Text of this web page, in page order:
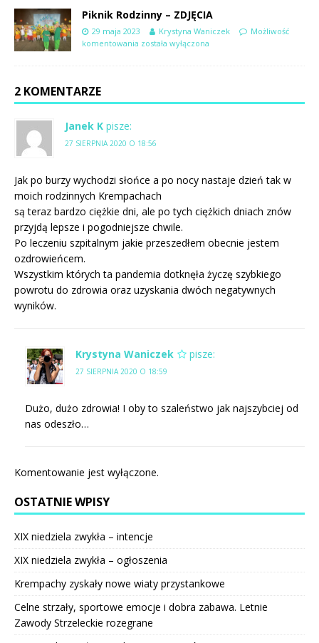
Piknik Rodzinny – ZDJĘCIA
29 maja 2023 Krystyna Waniczek
Możliwość
komentowania została wyłączona
2 KOMENTARZE
Janek K pisze:
27 SIERPNIA 2020 O 18:56
Jak po burzy wychodzi słońce a po nocy nastaje dzień tak w
moich rodzinnych Krempachach
są teraz bardzo ciężkie dni, ale po tych ciężkich dniach znów
przyjdą lepsze i pogodniejsze chwile.
Po leczeniu szpitalnym jakie przeszedłem obecnie jestem
ozdrowieńcem.
Wszystkim których ta pandemia dotknęła życzę szybkiego
powrotu do zdrowia oraz uzyskania dwóch negatywnych
wyników.
Krystyna Waniczek pisze:
27 SIERPNIA 2020 O 18:59
Dużo, dużo zdrowia! I oby to szaleństwo jak najszybciej od
nas odeszło…
Komentowanie jest wyłączone.
OSTATNIE WPISY
XIX niedziela zwykła – intencje
XIX niedziela zwykła – ogłoszenia
Krempachy zyskały nowe wiaty przystankowe
Celne strzały, sportowe emocje i dobra zabawa. Letnie
Zawody Strzeleckie rozegrane